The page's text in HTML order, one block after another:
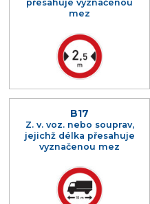
přesahuje vyznačenou
mez
B17
Z. v. voz. nebo souprav,
jejichž délka přesahuje
vyznačenou mez